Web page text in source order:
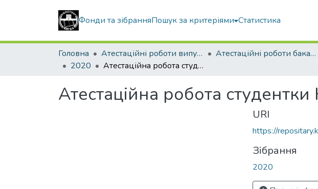
Фонди та зібранняПошук за критеріями Статистика
Головна Атестаційні роботи випускників Атестаційні роботи бакалаврів
2020
Атестаційна робота студентки Кузнєцової Анни Михайлівни
Атестаційна робота
URI
https://
Зібрання
2020